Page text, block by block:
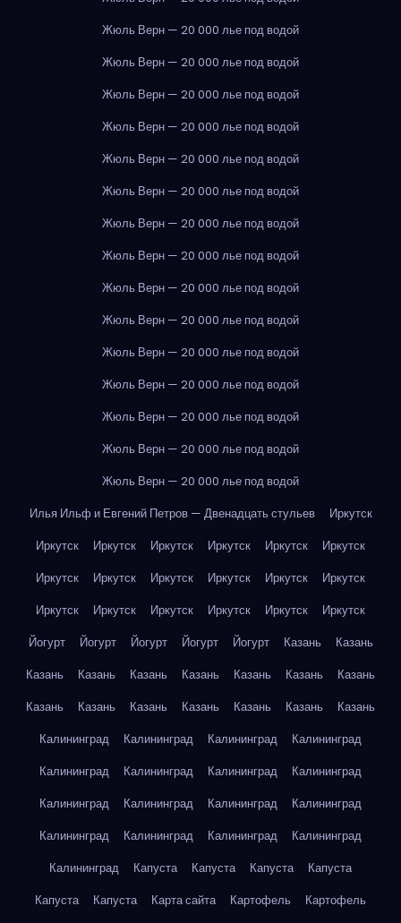
Жюль Верн — 20 000 лье под водой
Жюль Верн — 20 000 лье под водой
Жюль Верн — 20 000 лье под водой
Жюль Верн — 20 000 лье под водой
Жюль Верн — 20 000 лье под водой
Жюль Верн — 20 000 лье под водой
Жюль Верн — 20 000 лье под водой
Жюль Верн — 20 000 лье под водой
Жюль Верн — 20 000 лье под водой
Жюль Верн — 20 000 лье под водой
Жюль Верн — 20 000 лье под водой
Жюль Верн — 20 000 лье под водой
Жюль Верн — 20 000 лье под водой
Жюль Верн — 20 000 лье под водой
Жюль Верн — 20 000 лье под водой
Илья Ильф и Евгений Петров — Двенадцать стульев
Иркутск
Иркутск
Иркутск Иркутск Иркутск Иркутск
Иркутск
Иркутск
Иркутск Иркутск Иркутск Иркутск
Иркутск
Иркутск
Иркутск Иркутск Иркутск Иркутск
Иркутск
Йогурт
Йогурт Йогурт Йогурт Йогурт Казань
Казань
Казань
Казань Казань Казань Казань Казань
Казань
Казань
Казань Казань Казань Казань Казань
Казань
Калининград
Калининград Калининград
Калининград
Калининград
Калининград Калининград
Калининград
Калининград
Калининград Калининград
Калининград
Калининград
Калининград Калининград
Калининград
Калининград
Капуста Капуста Капуста
Капуста
Капуста
Капуста Карта сайта Картофель
Картофель